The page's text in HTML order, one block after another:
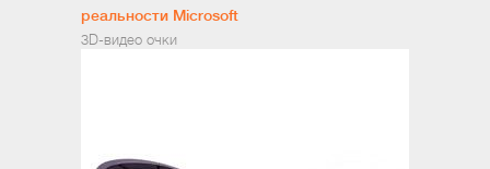
реальности Microsoft
Hololens 2
3D-видео очки